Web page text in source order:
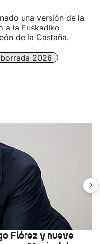
una versión de la
a la Euskadiko
de la Castaña.
2026
Flórez y nueve